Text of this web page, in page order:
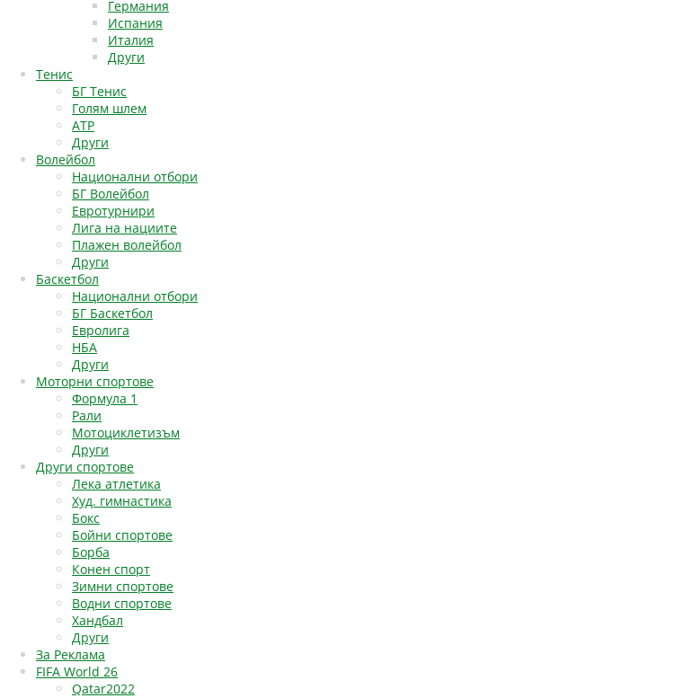
Германия
Испания
Италия
Други
Тенис
БГ Тенис
Голям шлем
АТР
Други
Волейбол
Национални отбори
БГ Волейбол
Евротурнири
Лига на нациите
Плажен волейбол
Други
Баскетбол
Национални отбори
БГ Баскетбол
Евролига
НБА
Други
Моторни спортове
Формула 1
Рали
Мотоциклетизъм
Други
Други спортове
Лека атлетика
Худ. гимнастика
Бокс
Бойни спортове
Борба
Конен спорт
Зимни спортове
Водни спортове
Хандбал
Други
За Реклама
FIFA World 26
Qatar2022